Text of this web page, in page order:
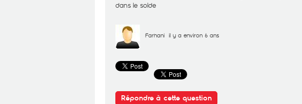
dans le solde
Farhani il y a environ 6 ans
Répondre à cette question